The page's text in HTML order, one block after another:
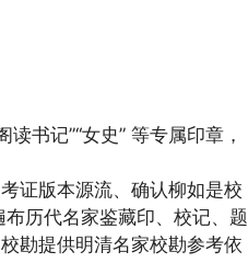
书记”“女史” 等专属印章，
证版本源流、确认柳如是校
历代名家鉴藏印、校记、题
勘提供明清名家校勘参考依